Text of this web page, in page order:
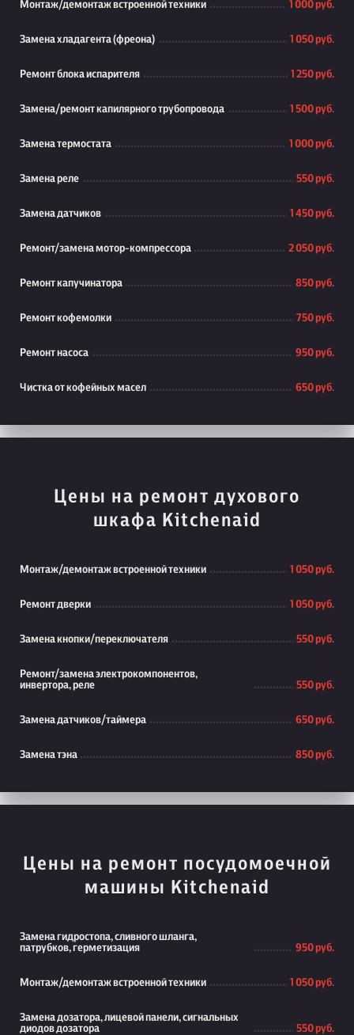
Монтаж/демонтаж встроенной техники 1 000 руб.
Замена хладагента (фреона) 1 050 руб.
Ремонт блока испарителя 1 250 руб.
Замена/ремонт капилярного трубопровода 1 500 руб.
Замена термостата 1 000 руб.
Замена реле 550 руб.
Замена датчиков 1 450 руб.
Ремонт/замена мотор-компрессора 2 050 руб.
Ремонт капучинатора 850 руб.
Ремонт кофемолки 750 руб.
Ремонт насоса 950 руб.
Чистка от кофейных масел 650 руб.
Цены на ремонт духового
шкафа Kitchenaid
Монтаж/демонтаж встроенной техники 1 050 руб.
Ремонт дверки 1 050 руб.
Замена кнопки/переключателя 550 руб.
Ремонт/замена электрокомпонентов,
инвертора, реле
550 руб.
Замена датчиков/таймера 650 руб.
Замена тэна 850 руб.
Цены на ремонт посудомоечной
машины Kitchenaid
Замена гидростопа, сливного шланга,
патрубков, герметизация
950 руб.
Монтаж/демонтаж встроенной техники 1 050 руб.
Замена дозатора, лицевой панели, сигнальных
диодов дозатора
550 руб.